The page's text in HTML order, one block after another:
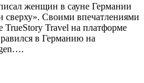
женщин в сауне Германии
сверху». Своими впечатлениями
TrueStory Travel на платформе
в Германию на